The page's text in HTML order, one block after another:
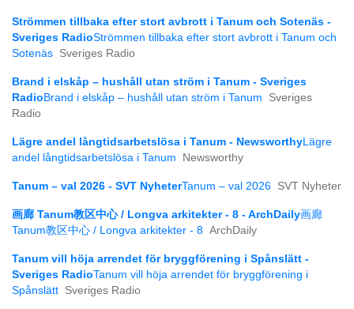
Strömmen tillbaka efter stort avbrott i Tanum och Sotenäs -
Sveriges RadioStrömmen tillbaka efter stort avbrott i Tanum och
Sotenäs Sveriges Radio
Brand i elskåp – hushåll utan ström i Tanum - Sveriges
Radio Brand i elskåp – hushåll utan ström i Tanum
Sveriges
Radio
Lägre andel långtids­arbetslösa i Tanum - NewsworthyLägre
andel långtids­arbetslösa i Tanum
Newsworthy
Tanum – val 2026 - SVT NyheterTanum – val 2026 SVT Nyheter
画廊 Tanum教区中心 / Longva arkitekter - 8 - ArchDaily画廊
Tanum教区中心 / Longva arkitekter - 8 ArchDaily
Tanum vill höja arrendet för bryggförening i Spånslätt -
Sveriges RadioTanum vill höja arrendet för bryggförening i
Spånslätt Sveriges Radio